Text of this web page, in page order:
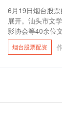
6月19日烟台股
展开。汕头市文
影协会等40余位
烟台股票配资